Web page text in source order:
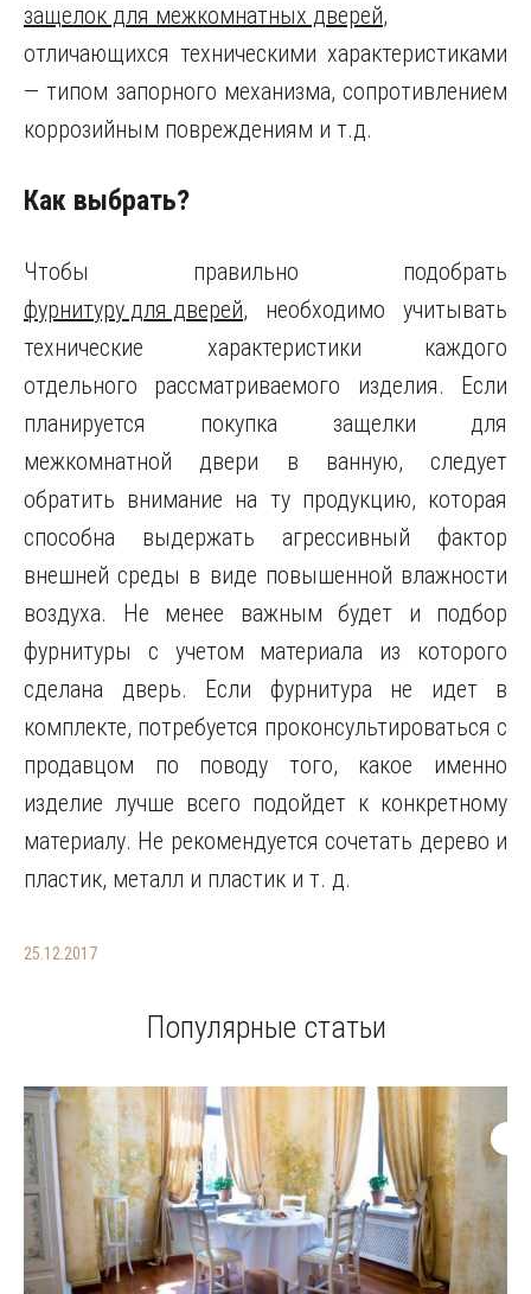
защелок для межкомнатных дверей,
отличающихся техническими характеристиками
— типом запорного механизма, сопротивлением
коррозийным повреждениям и т.д.
Как выбрать?
Чтобы правильно подобрать
фурнитуру для дверей, необходимо учитывать
технические характеристики каждого
отдельного рассматриваемого изделия. Если
планируется покупка защелки для
межкомнатной двери в ванную, следует
обратить внимание на ту продукцию, которая
способна выдержать агрессивный фактор
внешней среды в виде повышенной влажности
воздуха. Не менее важным будет и подбор
фурнитуры с учетом материала из которого
сделана дверь. Если фурнитура не идет в
комплекте, потребуется проконсультироваться с
продавцом по поводу того, какое именно
изделие лучше всего подойдет к конкретному
материалу. Не рекомендуется сочетать дерево и
пластик, металл и пластик и т. д.
25.12.2017
Популярные статьи